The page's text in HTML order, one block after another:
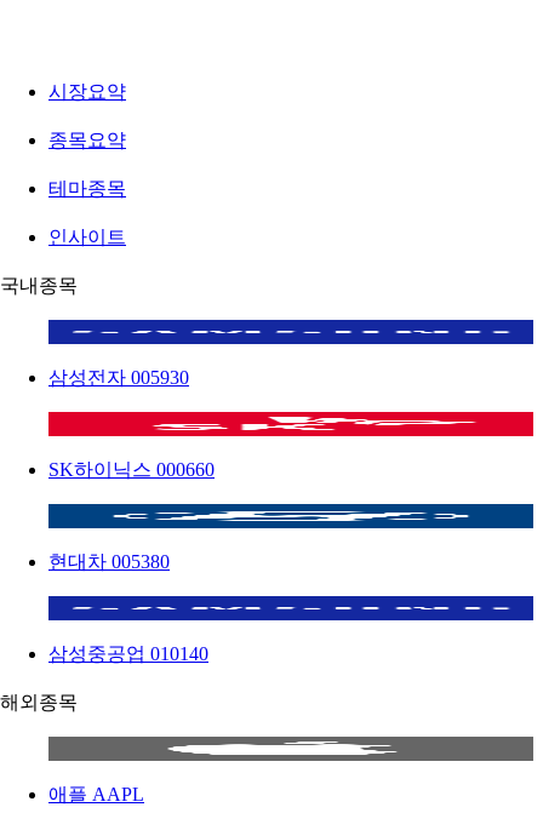
시장요약
종목요약
테마종목
인사이트
국내종목
삼성전자 005930
SK하이닉스 000660
현대차 005380
삼성중공업 010140
해외종목
애플 AAPL